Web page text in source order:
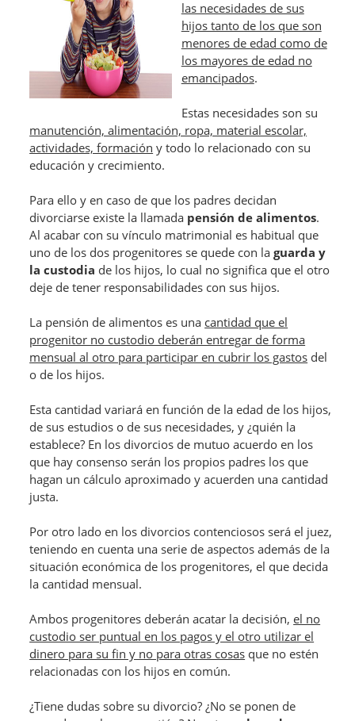
las necesidades de sus
hijos tanto de los que son
menores de edad como de
los mayores de edad no
emancipados.
Estas necesidades son su
manutención, alimentación, ropa, material escolar,
actividades, formación y todo lo relacionado con su
educación y crecimiento.
Para ello y en caso de que los padres decidan
divorciarse existe la llamada pensión de alimentos.
Al acabar con su vínculo matrimonial es habitual que
uno de los dos progenitores se quede con laguarda y
la custodia de los hijos, lo cual no significa que el otro
deje de tener responsabilidades con sus hijos.
La pensión de alimentos es una cantidad que el
progenitor no custodio deberán entregar de forma
mensual al otro para participar en cubrir los gastos del
o de los hijos.
Esta cantidad variará en función de la edad de los hijos,
de sus estudios o de sus necesidades, y ¿quién la
establece? En los divorcios de mutuo acuerdo en los
que hay consenso serán los propios padres los que
hagan un cálculo aproximado y acuerden una cantidad
justa.
Por otro lado en los divorcios contenciosos será el juez,
teniendo en cuenta una serie de aspectos además de la
situación económica de los progenitores, el que decida
la cantidad mensual.
Ambos progenitores deberán acatar la decisión,el no
custodio ser puntual en los pagos y el otro utilizar el
dinero para su fin y no para otras cosas que no estén
relacionadas con los hijos en común.
¿Tiene dudas sobre su divorcio? ¿No se ponen de